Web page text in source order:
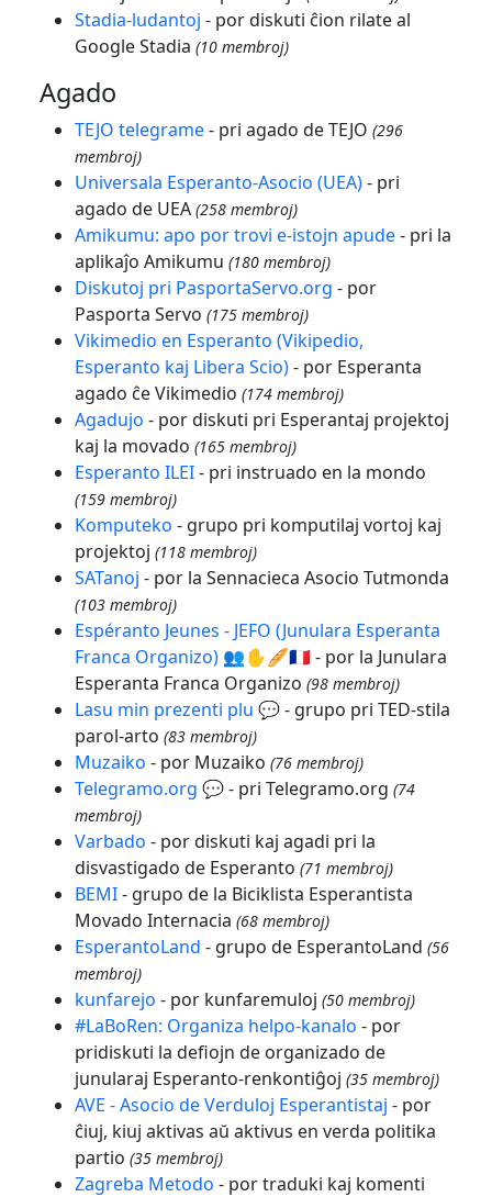
Stadia-ludantoj - por diskuti ĉion rilate al
Google Stadia (10 membroj)
Agado
TEJO telegrame- pri agado de TEJO (296
membroj)
Universala Esperanto-Asocio (UEA)- pri
agado de UEA (258 membroj)
Amikumu: apo por trovi e-istojn apude- pri la
aplikaĵo Amikumu (180 membroj)
Diskutoj pri PasportaServo.org - por
Pasporta Servo (175 membroj)
Vikimedio en Esperanto (Vikipedio,
Esperanto kaj Libera Scio)- por Esperanta
agado ĉe Vikimedio (174 membroj)
Agadujo - por diskuti pri Esperantaj projektoj
kaj la movado (165 membroj)
Esperanto ILEI- pri instruado en la mondo
(159 membroj)
Komputeko - grupo pri komputilaj vortoj kaj
projektoj (118 membroj)
SATanoj - por la Sennacieca Asocio Tutmonda
(103 membroj)
Espéranto Jeunes - JEFO (Junulara Esperanta
Franca Organizo) 👥✋️🥖🇫🇷- por la Junulara
Esperanta Franca Organizo (98 membroj)
Lasu min prezenti plu 💬- grupo pri TED-stila
parol-arto (83 membroj)
Muzaiko - por Muzaiko (76 membroj)
Telegramo.org 💬- pri Telegramo.org (74
membroj)
Varbado - por diskuti kaj agadi pri la
disvastigado de Esperanto (71 membroj)
BEMI- grupo de la Biciklista Esperantista
Movado Internacia (68 membroj)
EsperantoLand - grupo de EsperantoLand (56
membroj)
kunfarejo - por kunfaremuloj (50 membroj)
#LaBoRen: Organiza helpo-kanalo - por
pridiskuti la defiojn de organizado de
junularaj Esperanto-renkontiĝoj (35 membroj)
AVE - Asocio de Verduloj Esperantistaj - por
ĉiuj, kiuj aktivas aŭ aktivus en verda politika
partio (35 membroj)
Zagreba Metodo - por traduki kaj komenti